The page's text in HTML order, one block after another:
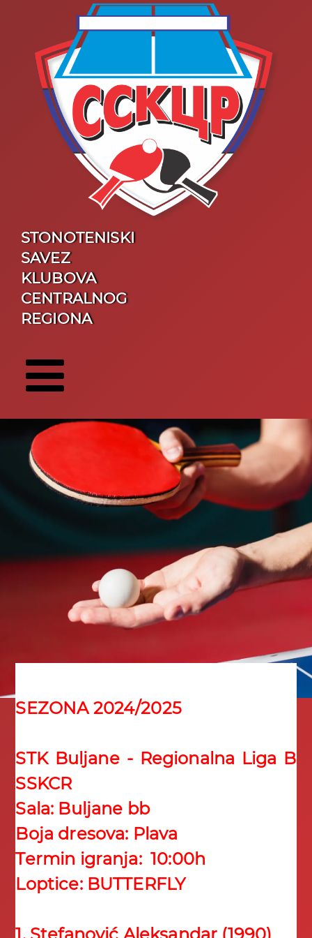
STONOTENISKI
SAVEZ
KLUBOVA
CENTRALNOG
REGIONA
SEZONA 2024/2025
STK Buljane - Regionalna Liga B
SSKCR
Sala: Buljane bb
Boja dresova: Plava
Termin igranja: 10:00h
Loptice: BUTTERFLY